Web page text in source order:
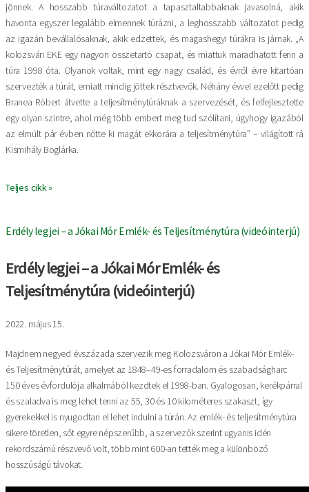
jönnek. A hosszabb túraváltozatot a tapasztaltabbaknak javasolná, akik
havonta egyszer legalább elmennek túrázni, a leghosszabb változatot pedig
az igazán bevállalósaknak, akik edzettek, és magashegyi túrákra is járnak. „A
kolozsvári EKE egy nagyon összetartó csapat, és miattuk maradhatott fenn a
túra 1998 óta. Olyanok voltak, mint egy nagy család, és évről évre kitartóan
szervezték a túrát, emiatt mindig jöttek résztvevők. Néhány évvel ezelőtt pedig
Branea Róbert átvette a teljesítménytúráknak a szervezését, és felfejlesztette
egy olyan szintre, ahol még több embert meg tud szólítani, úgyhogy igazából
az elmúlt pár évben nőtte ki magát ekkorára a teljesítménytúra” – világított rá
Kismihály Boglárka.
Teljes cikk »
Erdély legjei – a Jókai Mór Emlék- és Teljesítménytúra (videóinterjú)
Erdély legjei – a Jókai Mór Emlék- és
Teljesítménytúra (videóinterjú)
2022. május 15.
Majdnem negyed évszázada szervezik meg Kolozsváron a Jókai Mór Emlék-
és Teljesítménytúrát, amelyet az 1848–49-es forradalom és szabadságharc
150 éves évfordulója alkalmából kezdtek el 1998-ban. Gyalogosan, kerékpárral
és szaladva is meg lehet tenni az 55, 30 és 10 kilométeres szakaszt, így
gyerekekkel is nyugodtan el lehet indulni a túrán. Az emlék- és teljesítménytúra
sikere töretlen, sőt egyre népszerűbb, a szervezők szerint ugyanis idén
rekordszámú részvevő volt, több mint 600-an tették meg a különböző
hosszúságú távokat.